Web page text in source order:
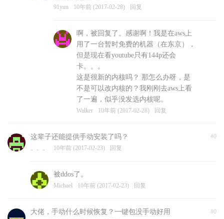
91yun 10年前 (2017-02-28) 回复
啊，被回复了。感谢啊！我是在aws上
用了一台暂时免费的机器（在东京），
但是现在看youtube只有144p还会
卡。。。
这是很新的内核吗？ 那怎么办呀，是
不是可以改内核的？我刚刚去aws上看
了一遍，似乎没发选内核呢。
Walker 10年前 (2017-02-28) 回复
#0
这辈子还能提供手动安装了吗？
。。。 10年前 (2017-02-23) 回复
被ddos了。
Michael 10年前 (2017-02-23) 回复
#0
大佬，手动什么时候恢复？一键包没手动好用